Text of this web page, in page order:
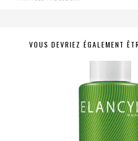
VOUS DEVRIEZ ÉGALEMENT